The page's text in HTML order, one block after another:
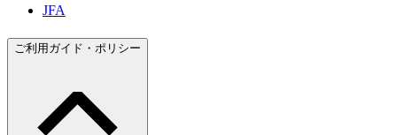
JFA
ご利用ガイド・ポリシー